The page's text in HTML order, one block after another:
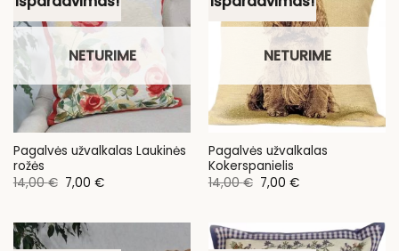
NETURIME
Pagalvės užvalkalas Laukinės
rožės
14,00€ Original
price
7,00 €Current
NETURIME
Pagalvės užvalkalas
Kokerspanielis
14,00€ Original
price
7,00 €Current